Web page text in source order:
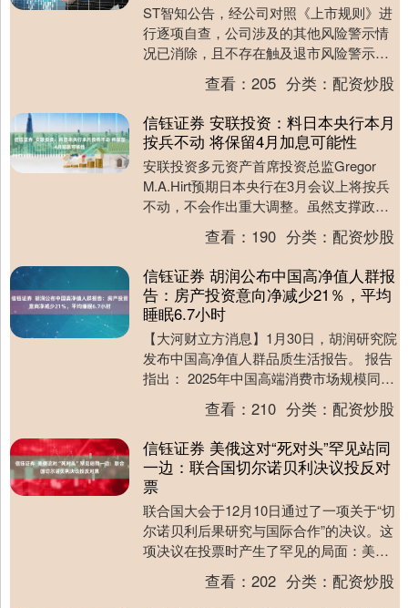
ST智知公告，经公司对照《上市规则》进
行逐项自查，公司涉及的其他风险警示情
况已消除，且不存在触及退市风险警示及
其他风险警示的情形，符合申请撤销公司
股票其他风险警....
查看：205 分类：配资炒股
信钰证券 安联投资：料日本央行本月
按兵不动 将保留4月加息可能性
安联投资多元资产首席投资总监Gregor
M.A.Hirt预期日本央行在3月会议上将按兵
不动，不会作出重大调整。虽然支撑政策
正常化及进一步加息的基本理据依然稳
查看： 190 分类：配资炒股
信钰证券 胡润公布中国高净值人群报
告：房产投资意向净减少21％，平均
睡眠6.7小时
【大河财立方消息】1月30日，胡润研究院
发布中国高净值人群品质生活报告。 报告
指出： 2025年中国高端消费市场规模同比
下降5%，至1.56万亿元人民币； 消费....
查看：210 分类：配资炒股
信钰证券 美俄这对“死对头”罕见站同
一边：联合国切尔诺贝利决议投反对
票
联合国大会于12月10日通过了一项关于“切
尔诺贝利后果研究与国际合作”的决议。这
项决议在投票时产生了罕见的局面：美国
与俄罗斯、中国、白俄罗斯、朝鲜、古
巴、尼日尔....查看：202 分类：配资炒股